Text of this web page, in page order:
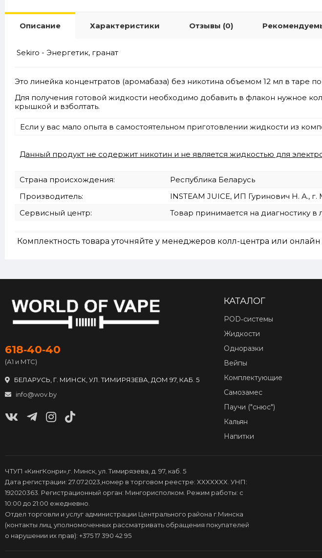
Описание Характеристики Отзывы (0)
Sekiro - Энергетик, гранат
Это линейка концентратов (аромабаза) без никотина объемом 12 мл в таре
Для получения готовой жидкости необходимо добавить в флакон нужное
крышкой и взболтать.
Если у вас мало опыта в самостоятельном приготовлении жидкости из
Данный продукт не содержит никотин и не является жидкостью для
Страна происхождения:
Республика Беларусь
Производитель:
INSTEAM JUICE, ИП Гуринович Н. А.,
Сервисный центр:
Товар принимается на диагностику в
Комплектность товара уточняйте у менеджеров колл-центра или онлайн
618‑40‑40
(А1 и МТС)
БЕЛАРУСЬ, Г. МИНСК, УЛ. ТИМИРЯЗЕВА, ДОМ 97, КАБ. 5
info@wov.by
КАТАЛОГ
POD‑системы
Жидкости
Одноразки
Вейпы
Комплектующие
Самозамес
Паучи ("снюс")
Кальян
Напитки
ЧТУП «КингКонри»,г. Минск, ул. Тимирязева, д. 97, каб. 5
Дата регистрации: 27.07.2023,номер в торговом реестре: XXXXXXX. УНП:
192020363. Регистрационный орган: Мингорисполком. Режим работы: с
10:00 до 21:00 ежедневно.
Отдел торговли и услуг администрации Центрального района г.Минска
(контакты лиц, уполномоченных рассматривать обращения покупателей
о нарушении их прав): +375 17 390 42 95